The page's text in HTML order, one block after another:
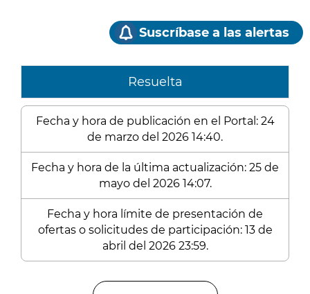
Suscríbase a las alertas
Resuelta
Fecha y hora de publicación en el Portal: 24
de marzo del 2026 14:40.
Fecha y hora de la última actualización: 25 de
mayo del 2026 14:07.
Fecha y hora límite de presentación de
ofertas o solicitudes de participación: 13 de
abril del 2026 23:59.